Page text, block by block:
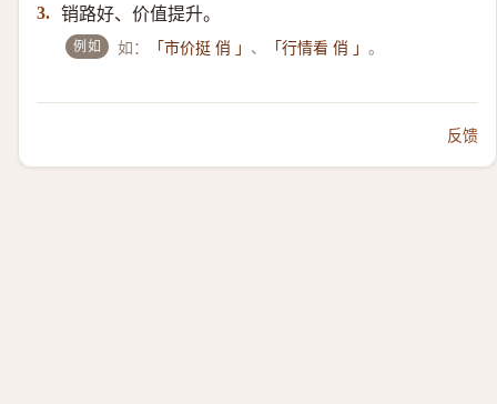
3. 销路好、价值提升。
例如 如： 「市价挺 俏 」 、 「行情看 俏 」。
反馈